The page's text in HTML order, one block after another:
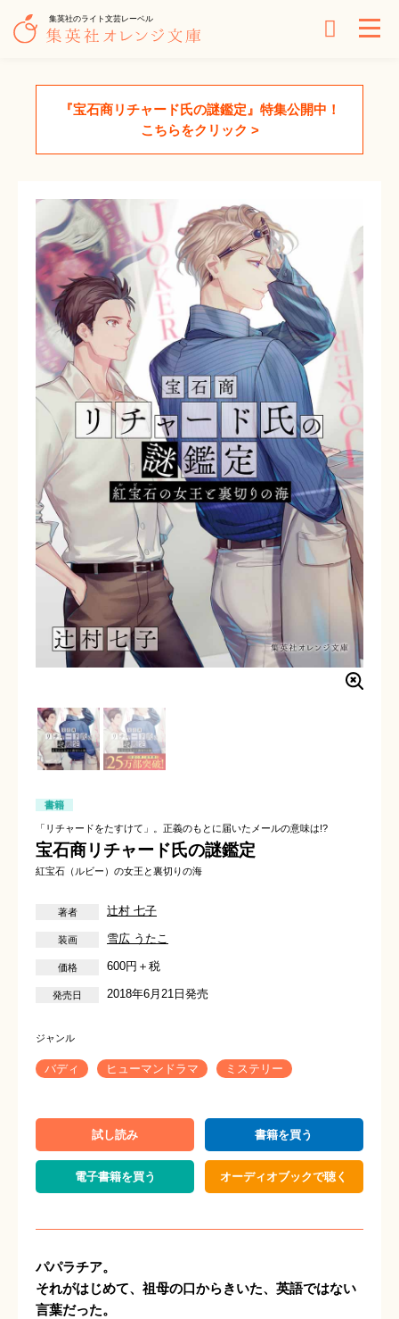
集英社のライト文芸レーベル
『宝石商リチャード氏の謎鑑定』特集公開中！
こちらをクリック >
書籍
「リチャードをたすけて」。正義のもとに届いたメールの意味は!?
宝石商リチャード氏の謎鑑定
紅宝石（ルビー）の女王と裏切りの海
辻村 七子
雪広 うたこ
600円＋税
2018年6月21日発売
バディ ヒューマンドラマ ミステリー
試し読み 書籍を買う
電子書籍を買う オーディオブックで聴く
パパラチア。
それがはじめて、祖母の口からきいた、英語ではない
言葉だった。